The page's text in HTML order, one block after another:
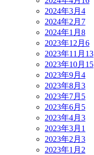
2024年3月 4
2024年2月 7
2024年1月 8
2023年12月 6
2023年11月 13
2023年10月 15
2023年9月 4
2023年8月 3
2023年7月 5
2023年6月 5
2023年4月 3
2023年3月 1
2023年2月 3
2023年1月 2